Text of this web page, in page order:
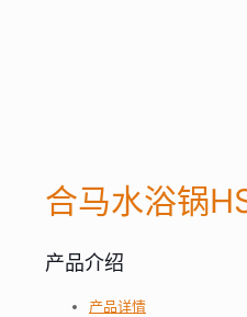
合马水浴锅
产品介绍
产品详情